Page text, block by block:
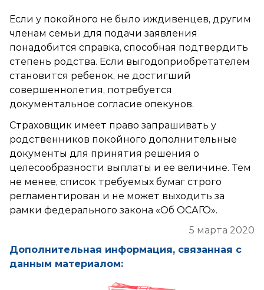
Если у покойного не было иждивенцев, другим
членам семьи для подачи заявления
понадобится справка, способная подтвердить
степень родства. Если выгодоприобретателем
становится ребенок, не достигший
совершеннолетия, потребуется
документальное согласие опекунов.
Страховщик имеет право запрашивать у
родственников покойного дополнительные
документы для принятия решения о
целесообразности выплаты и ее величине. Тем
не менее, список требуемых бумаг строго
регламентирован и не может выходить за
рамки федерального закона «Об ОСАГО».
5 марта 2020
Дополнительная информация, связанная с
данным материалом: